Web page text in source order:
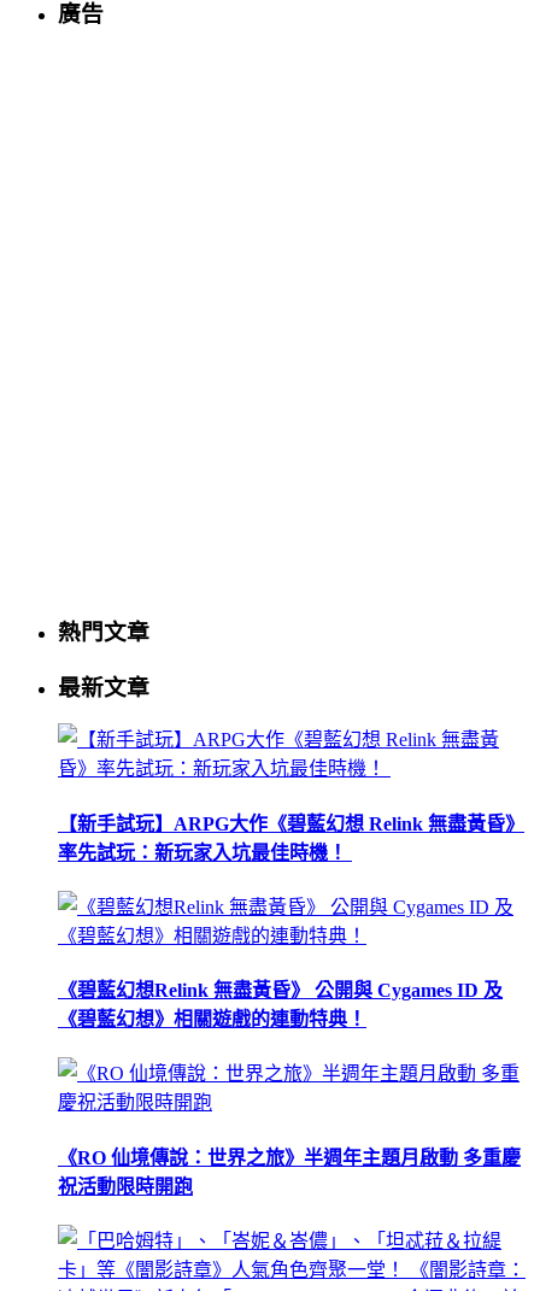
廣告
熱門文章
最新文章
【新手試玩】ARPG大作《碧藍幻想 Relink 無盡黃昏》
率先試玩：新玩家入坑最佳時機！
《碧藍幻想Relink 無盡黃昏》 公開與 Cygames ID 及
《碧藍幻想》相關遊戲的連動特典！
《RO 仙境傳說：世界之旅》半週年主題月啟動 多重慶
祝活動限時開跑